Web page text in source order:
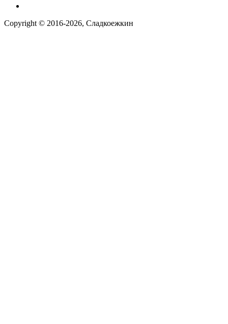
Copyright © 2016-2026, Сладкоежкин